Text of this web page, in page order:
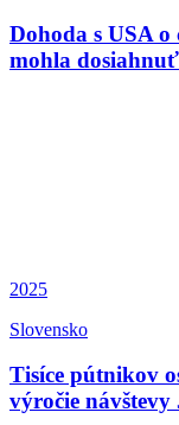
Dohoda s USA
mohla
2025
Slovensko
Tisíce pútnikov
výročie